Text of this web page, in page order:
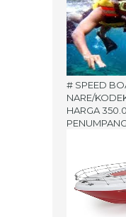
# SPEED
NARE/
HARGA
PENUMPANG